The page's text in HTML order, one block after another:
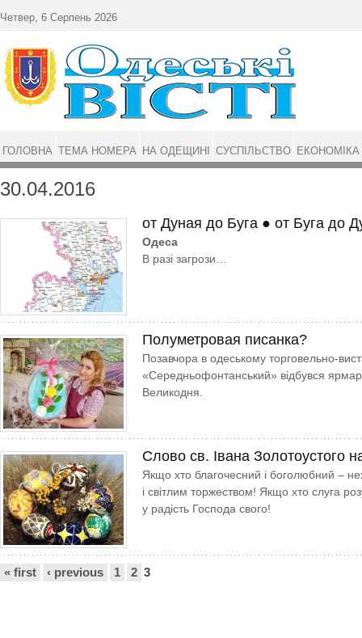
30.04.2016
от Дуная до Буга ● от Буга до
Одеса
В разі загрози…
Полуметровая писанка?
Позавчора в одеському торговельно-
«Середньофонтанський» відбувся
Великодня.
Слово св. Івана Золотоустого
Якщо хто благочесний і боголюбний –
і світлим торжеством! Якщо хто слуга
у радість Господа свого!
Сторінки
« first ‹ previous 1 2 3
Четвер, 6 Серпень 2026
ГОЛОВНА ТЕМА НОМЕРА НА ОДЕЩИНІ СУСПІЛЬСТВО ЕКОНОМІКА